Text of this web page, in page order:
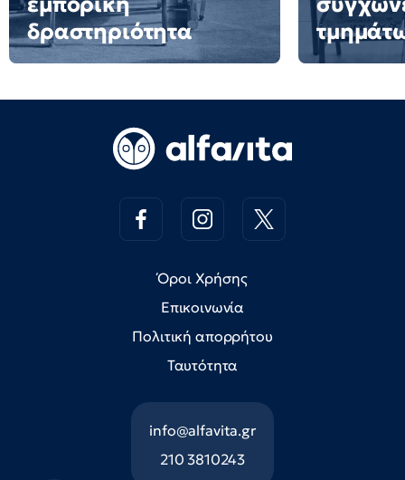
δραστηριότητα
Όροι Χρήσης
Επικοινωνία
Πολιτική απορρήτου
Ταυτότητα
info@alfavita.gr
210 3810243